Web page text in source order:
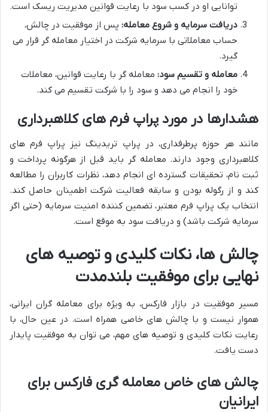
توانایی او در کسب سود با رعایت قوانین مدیریت ریسک است.
دریافت سرمایه و شروع معامله: پس از موفقیت در چالش،
حساب معاملاتی با سرمایه شرکت در اختیار معامله گر قرار می
گیرد.
معامله و تقسیم سود: معامله گر با رعایت قوانین، معاملات
خود را انجام می دهد و سود را با شرکت تقسیم می کند.
هشدارها در مورد پراپ فرم های کلاهبرداری
مانند هر حوزه پرطرفداری، در پراپ تریدینگ نیز پراپ فرم های
کلاهبرداری وجود دارند. معامله گر باید قبل از هرگونه پرداخت و
ثبت نام، تحقیقات گسترده ای انجام دهد، نظرات کاربران را مطالعه
کند و از رگوله بودن و سابقه فعالیت شرکت اطمینان حاصل کند.
انتخاب یک پراپ فرم معتبر، تضمین کننده امنیت سرمایه (حتی اگر
سرمایه شرکت باشد) و دریافت سود به موقع است.
چالش ها، نکات کلیدی و توصیه های
نهایی برای موفقیت بلندمدت
مسیر موفقیت در بازار فارکس، به ویژه برای معامله گران ایرانی،
هموار نیست و با چالش های خاصی همراه است. در عین حال، با
رعایت نکات کلیدی و توصیه های مهم، می توان به موفقیت پایدار
دست یافت.
چالش های خاص معامله گری فارکس برای
ایرانیان